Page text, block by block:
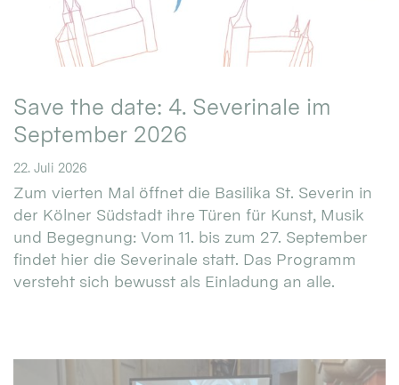
Save the date: 4. Severinale im
September 2026
22. Juli 2026
Zum vierten Mal öffnet die Basilika St. Severin in
der Kölner Südstadt ihre Türen für Kunst, Musik
und Begegnung: Vom 11. bis zum 27. September
findet hier die Severinale statt. Das Programm
versteht sich bewusst als Einladung an alle.